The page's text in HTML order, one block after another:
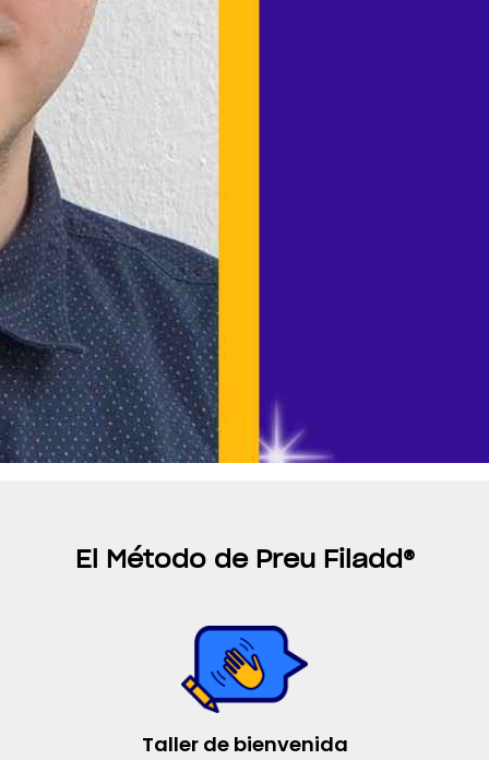
El Método de Preu Filadd®
Taller de bienvenida